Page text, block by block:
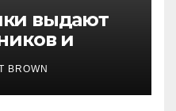
выдают
и
по MiCA
BROWN